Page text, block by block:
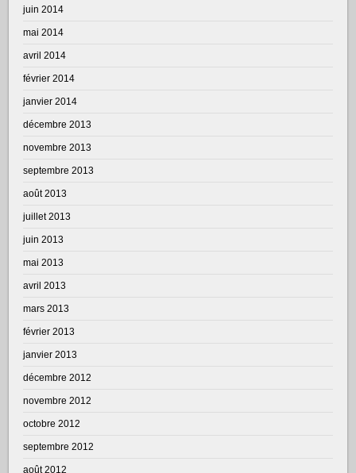
juin 2014
mai 2014
avril 2014
février 2014
janvier 2014
décembre 2013
novembre 2013
septembre 2013
août 2013
juillet 2013
juin 2013
mai 2013
avril 2013
mars 2013
février 2013
janvier 2013
décembre 2012
novembre 2012
octobre 2012
septembre 2012
août 2012